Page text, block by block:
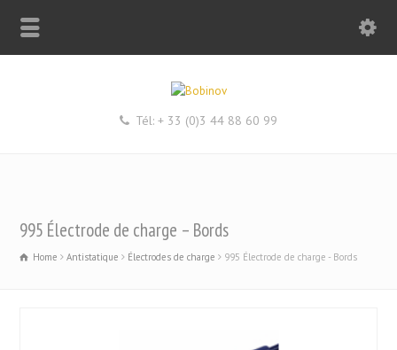
Tél: + 33 (0)3 44 88 60 99
995 Électrode de charge – Bords
Home Antistatique Électrodes de charge 995 Électrode de charge - Bords